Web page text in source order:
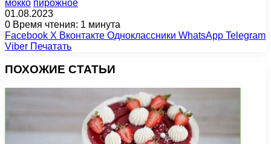
мокко пирожное
01.08.2023
0 Время чтения: 1 минута
Facebook X Вконтакте Одноклассники WhatsApp Telegram
Viber Печатать
ПОХОЖИЕ СТАТЬИ